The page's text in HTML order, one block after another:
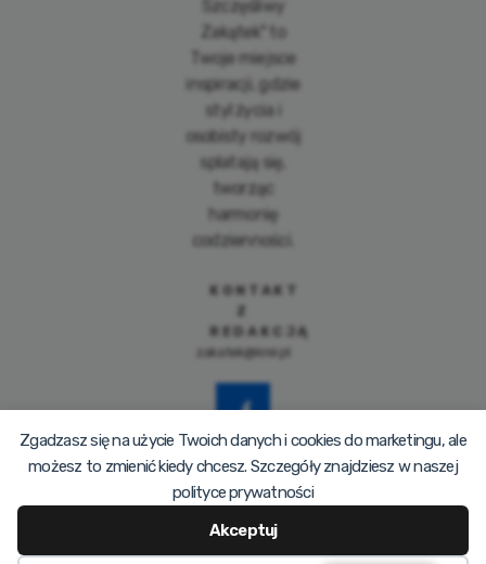
Szczęśliwy
Zakątek" to
Twoje miejsce
inspiracji, gdzie
styl życia i
osobisty rozwój
splatają się,
tworząc
harmonię
codzienności.
KONTAKT
REDAKCJĄ
zakatek@krei.pl
Zgadzasz się na użycie Twoich danych i cookies do marketingu, ale
możesz to zmienić kiedy chcesz. Szczegóły znajdziesz w naszej
polityce prywatności
Akceptuj